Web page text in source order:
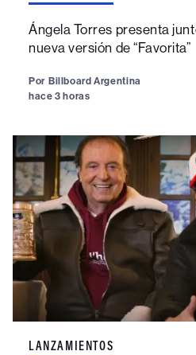
Ángela Torres presenta
nueva versión de “Favorita”
Por Billboard Argentina
hace 3 horas
LANZAMIENTOS